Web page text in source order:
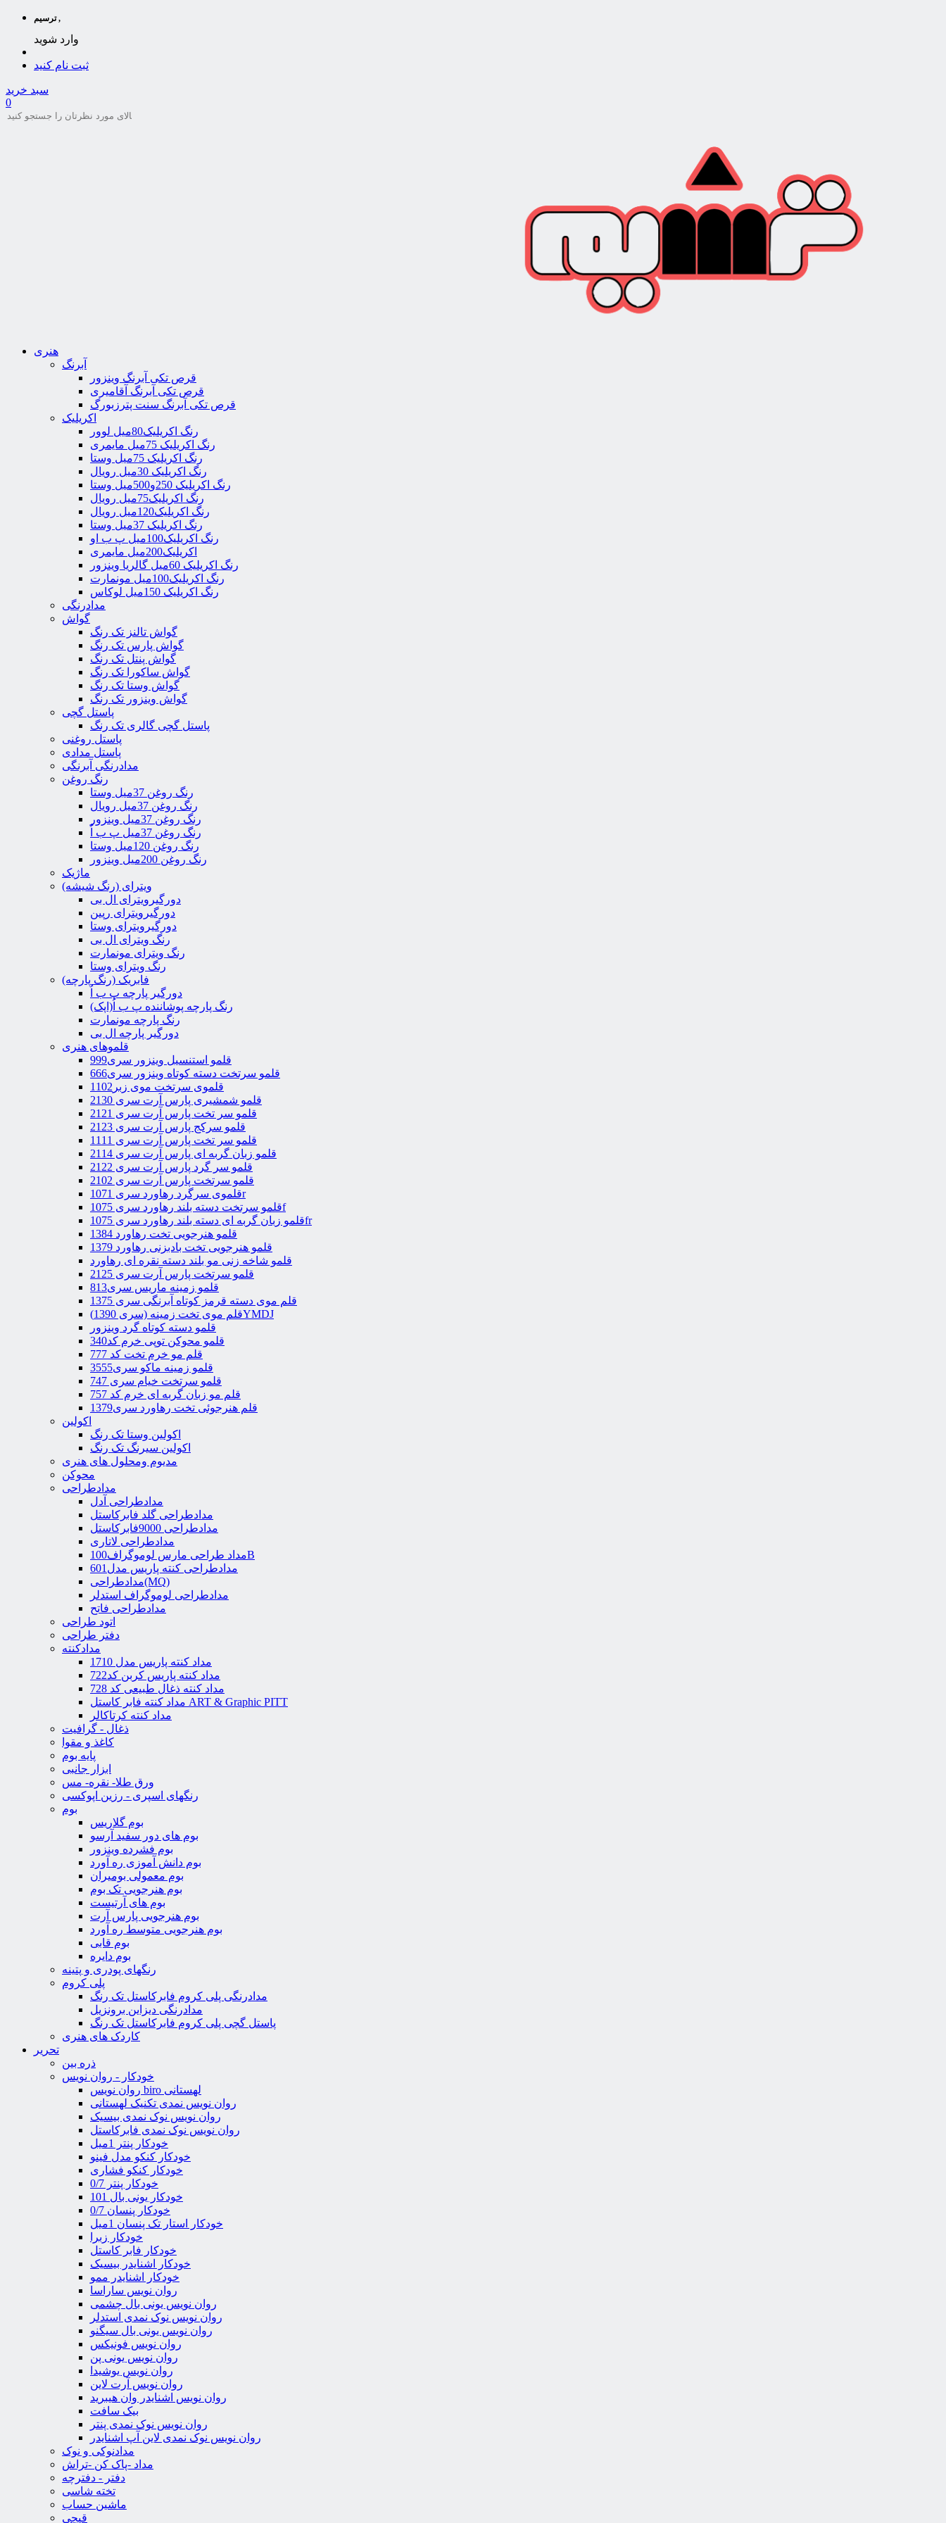
ترسیم ,
وارد شوید
ثبت نام کنید
سبد خرید
0
هنری
آبرنگ
قرص تکی آبرنگ وینزور
قرص تکی آبرنگ آقامیری
قرص تکی آبرنگ سنت پترزبورگ
اکریلیک
رنگ اکریلیک80میل لوور
رنگ اکریلیک 75میل مایمری
رنگ اکریلیک 75میل وستا
رنگ اکریلیک 30میل رویال
رنگ اکریلیک 250و500میل وستا
رنگ اکریلیک75میل رویال
رنگ اکریلیک120میل رویال
رنگ اکریلیک 37میل وستا
رنگ اکریلیک100میل پ ب او
اکریلیک200میل مایمری
رنگ اکریلیک 60میل گالریا وینزور
رنگ اکریلیک100میل مونمارت
رنگ اکریلیک 150میل لوکاس
مدادرنگی
گواش
گواش تالنز تک رنگ
گواش پارس تک رنگ
گواش پنتل تک رنگ
گواش ساکورا تک رنگ
گواش وستا تک رنگ
گواش وینزور تک رنگ
پاستل گچی
پاستل گچی گالری تک رنگ
پاستل روغنی
پاستل مدادی
مدادرنگی آبرنگی
رنگ روغن
رنگ روغن 37میل وستا
رنگ روغن 37میل رویال
رنگ روغن 37میل وینزور
رنگ روغن 37میل پ ب اُ
رنگ روغن 120میل وستا
رنگ روغن 200میل وینزور
ماژیک
ویترای (رنگ شیشه)
دورگیرویترای ال بی
دورگیرویترای رپین
دورگیرویترای وستا
رنگ ویترای ال بی
رنگ ویترای مونمارت
رنگ ویترای وستا
فابریک (رنگ پارچه)
دورگیر پارچه پ ب اُ
رنگ پارچه پوشاننده پ ب اُ(اپک)
رنگ پارچه مونمارت
دورگیر پارچه ال بی
قلموهای هنری
قلمو استنسیل وینزور سری999
قلمو سرتخت دسته کوتاه وینزور سری666
قلموی سرتخت موی زبر1102
قلمو شمشیری پارس آرت سری 2130
قلمو سر تخت پارس آرت سری 2121
قلمو سرکج پارس آرت سری 2123
قلمو سر تخت پارس آرت سری 1111
قلمو زبان گربه ای پارس آرت سری 2114
قلمو سر گرد پارس آرت سری 2122
قلمو سرتخت پارس آرت سری 2102
قلموی سرگرد رهاورد سری 1071r
قلمو سرتخت دسته بلند رهاورد سری 1075f
قلمو زبان گربه ای دسته بلند رهاورد سری 1075fr
قلمو هنرجویی تخت رهاورد 1384
قلمو هنرجویی تخت بادبزنی رهاورد 1379
قلمو شاخه زنی مو بلند دسته نقره ای رهاورد
قلمو سرتخت پارس آرت سری 2125
قلمو زمینه ماریس سری813
قلم موی دسته قرمز کوتاه آبرنگی سری 1375
قلم موی تخت زمینه (سری 1390)YMDJ
قلمو دسته کوتاه گرد وینزور
قلمو محوکن توپی خرم کد340
قلم مو خرم تخت کد 777
قلمو زمینه ماکو سری3555
قلمو سرتخت خیام سری 747
قلم مو زبان گربه ای خرم کد 757
قلم هنرجوئی تخت رهاورد سری1379
اکولین
اکولین وستا تک رنگ
اکولین سیرنگ تک رنگ
مدیوم ومحلول های هنری
محوکن
مدادطراحی
مدادطراحی آدل
مدادطراحی گلد فابرکاستل
مدادطراحی 9000فابرکاستل
مدادطراحی لاتاری
مداد طراحی مارس لوموگراف100B
مدادطراحی کنته پاریس مدل601
مدادطراحی(MQ)
مدادطراحی لوموگراف استدلر
مدادطراحی فاتح
اتود طراحی
دفتر طراحی
مدادکنته
مداد کنته پاریس مدل 1710
مداد کنته پاریس کربن کد722
مداد کنته ذغال طبیعی کد 728
مداد کنته فابر کاستل ART & Graphic PITT
مداد کنته کرتاکالر
ذغال - گرافیت
کاغذ و مقوا
پایه بوم
ابزار جانبی
ورق طلا- نقره- مس
رنگهای اسپری - رزین اپوکسی
بوم
بوم گلاریس
بوم های دور سفید آرسو
بوم فشرده وینزور
بوم دانش آموزی ره آورد
بوم معمولی بومیران
بوم هنرجویی تک بوم
بوم های آرتیست
بوم هنرجویی پارس آرت
بوم هنرجویی متوسط ره آورد
بوم قابی
بوم دایره
رنگهای پودری و پتینه
پلی کروم
مدادرنگی پلی کروم فابرکاستل تک رنگ
مدادرنگی دیزاین برونزیل
پاستل گچی پلی کروم فابرکاستل تک رنگ
کاردک های هنری
تحریر
ذره بین
خودکار - روان نویس
روان نویس biro لهستانی
روان نویس نمدی تکنیک لهستانی
روان نویس نوک نمدی بیسیک
روان نویس نوک نمدی فابرکاستل
خودکار پنتر 1میل
خودکار کنکو مدل فینو
خودکار کنکو فشاری
خودکار پنتر 0/7
خودکار یونی بال 101
خودکار پنسان 0/7
خودکار استار تک پنسان 1میل
خودکار زبرا
خودکار فابر کاستل
خودکار اشنایدر بیسیک
خودکار اشنایدر ممو
روان نویس ساراسا
روان نویس یونی بال چشمی
روان نویس نوک نمدی استدلر
روان نویس یونی بال سیگنو
روان نویس فونیکس
روان نویس یونی پن
روان نویس یوشیدا
روان نویس آرت لاین
روان نویس اشنایدر وان هیبرید
بیک سافت
روان نویس نوک نمدی پنتر
روان نویس نوک نمدی لاین آپ اشنایدر
مدادنوکی و نوک
مداد -پاک کن -تراش
دفتر - دفترچه
تخته شاسی
ماشین حساب
قیچی